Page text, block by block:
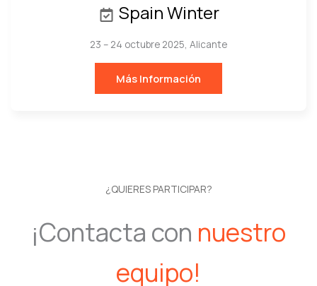
Spain Winter
23 – 24 octubre 2025, Alicante
Más Información
¿QUIERES PARTICIPAR?
¡Contacta con nuestro
equipo!